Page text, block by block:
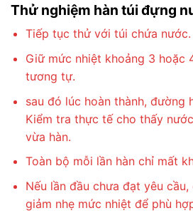
Thử nghiệm hàn túi đựng
Tiếp tục thử với túi chứa nước.
Giữ mức nhiệt khoảng 3 hoặc
tương tự.
sau đó lúc hoàn thành, đường
Kiểm tra thực tế cho thấy
vừa hàn.
Toàn bộ mỗi lần hàn chỉ mất
Nếu lần đầu chưa đạt yêu
giảm nhẹ mức nhiệt để phù